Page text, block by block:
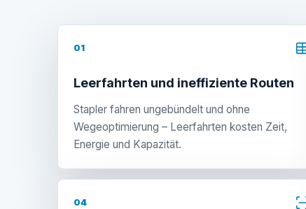
01
Leerfahrten und ineffiziente Routen
Stapler fahren ungebündelt und ohne
Wegeoptimierung – Leerfahrten kosten Zeit,
Energie und Kapazität.
04